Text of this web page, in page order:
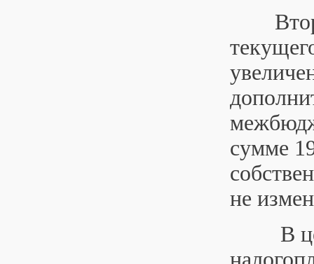
сумме
не
В